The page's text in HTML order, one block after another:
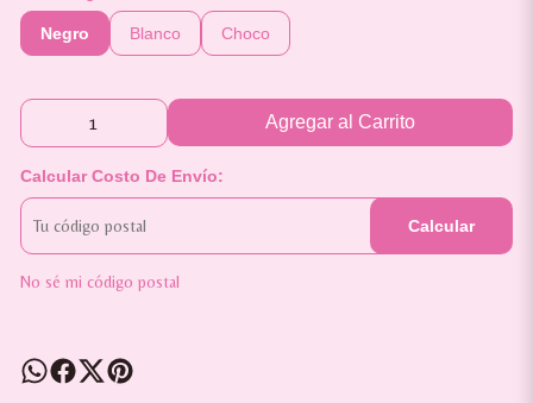
Negro Blanco Choco
Agregar al Carrito
Calcular Costo De Envío:
Calcular
No sé mi código postal